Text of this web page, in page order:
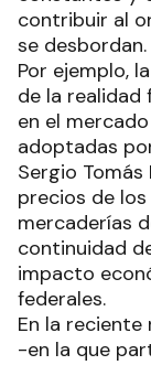
contribuir al
se desbordan.
Por ejemplo,
de la
en el
adoptadas
Sergio
precios de
mercaderías
continuidad
impacto
federales.
En la reciente
-en la que